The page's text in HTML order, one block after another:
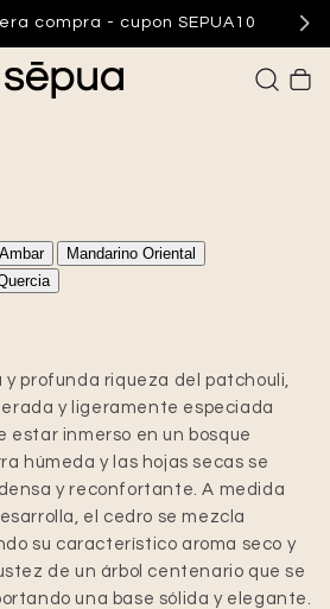
compra - cupon SEPUA10
Carrito
Mandarino Oriental
profunda riqueza del patchouli,
y ligeramente especiada
estar inmerso en un bosque
húmeda y las hojas secas se
y reconfortante. A medida
el cedro se mezcla
su característico aroma seco y
de un árbol centenario que se
una base sólida y elegante.